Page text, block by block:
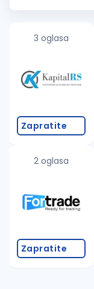
firme...
3 oglasa
Zapratite
2 oglasa
Zapratite